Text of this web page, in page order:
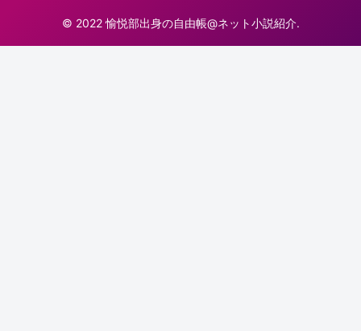
© 2022 愉悦部出身の自由帳@ネット小説紹介.